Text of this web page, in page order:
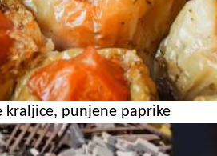
kraljice, punjene paprike